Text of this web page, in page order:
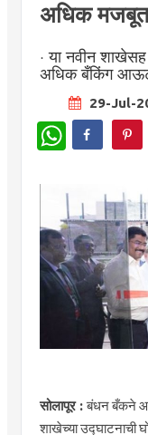
अधिक मजबूत
· या नवीन
अधिक बँकिंग
29-Jul-
WhatsApp
सोलापूर :बंधन बँकने
शाखेच्या उद्घाटनाची